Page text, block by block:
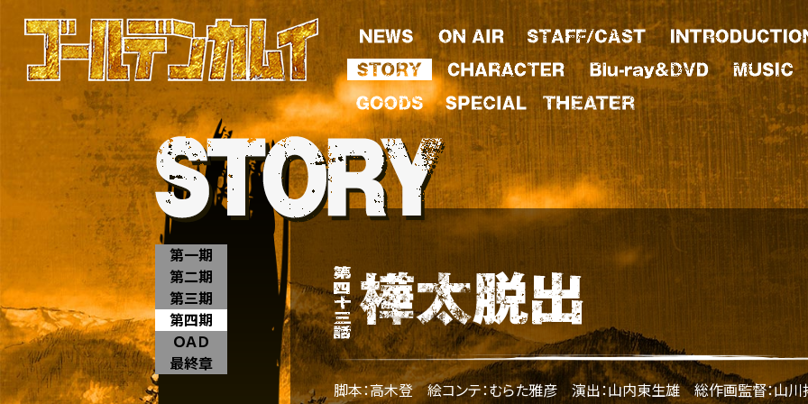
脚本：高木登絵コンテ：むらた雅彦演出：山内東生雄総作画監督：山
第一期
第二期
第三期
第四期
ＯＡＤ
最終章